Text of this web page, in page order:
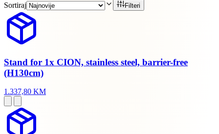
Sortiraj
Filteri
Stand for 1x CION, stainless steel, barrier-free
(H130cm)
1.337,80 KM